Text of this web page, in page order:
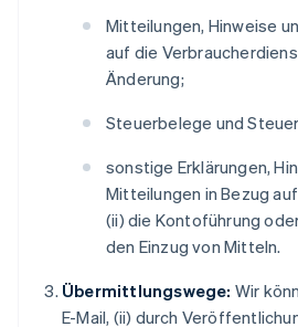
Mitteilungen, Hinweise
auf die
Änderung;
Steuerbelege und
sonstige Erklärungen,
Mitteilungen in Bezug
(ii) die Kontoführung
den Einzug von Mitteln.
Übermittlungswege: Wir
E-Mail, (ii) durch